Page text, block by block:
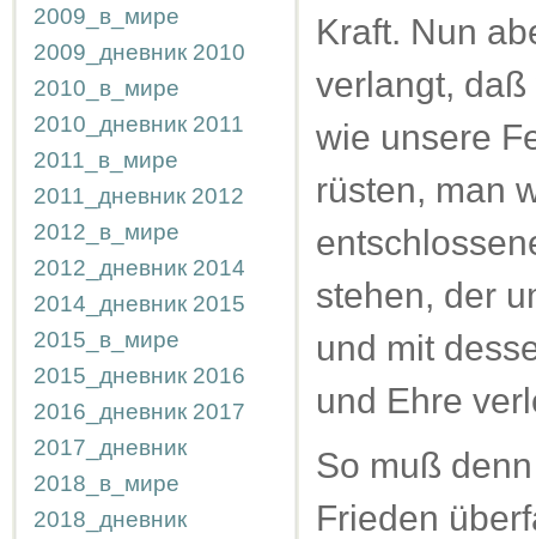
2009_в_мире
2009_дневник 2010
2010_в_мире
2010_дневник 2011
2011_в_мире
2011_дневник 2012
2012_в_мире
2012_дневник 2014
2014_дневник 2015
2015_в_мире
2015_дневник 2016
2016_дневник 2017
2017_дневник
2018_в_мире
2018_дневник
Kraft. Nun
verlangt,
wie unsere
rüsten, man
stehen, der
und mit
und Ehre
So muß
Frieden